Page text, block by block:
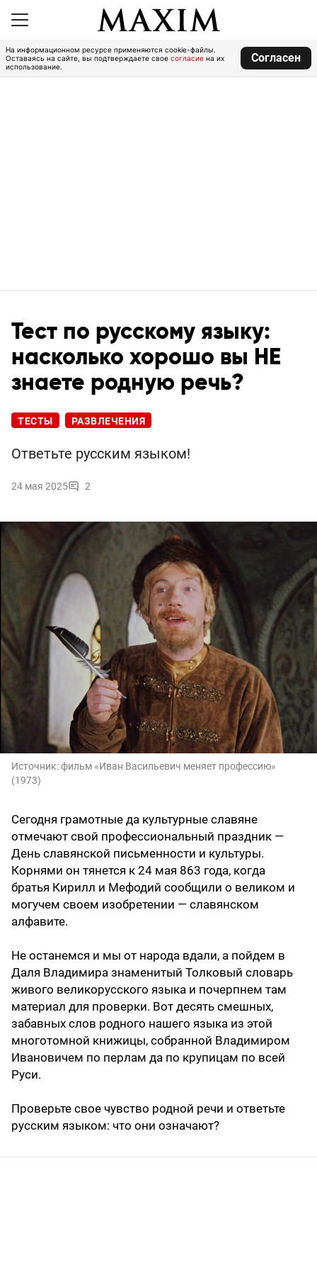
На информационном ресурсе применяются cookie-файлы.
Оставаясь на сайте, вы подтверждаете свое согласие на их
использование.
Согласен
Тест по русскому языку:
насколько хорошо вы НЕ
знаете родную речь?
ТЕСТЫ РАЗВЛЕЧЕНИЯ
Ответьте русским языком!
24 мая 2025 2
Источник:фильм «Иван Васильевич меняет профессию»
(1973)
Сегодня грамотные да культурные славяне
отмечают свой профессиональный праздник —
День славянской письменности и культуры.
Корнями он тянется к 24 мая 863 года, когда
братья Кирилл и Мефодий сообщили о великом и
могучем своем изобретении — славянском
алфавите.
Не останемся и мы от народа вдали, а пойдем в
Даля Владимира знаменитый Толковый словарь
живого великорусского языка и почерпнем там
материал для проверки. Вот десять смешных,
забавных слов родного нашего языка из этой
многотомной книжицы, собранной Владимиром
Ивановичем по перлам да по крупицам по всей
Руси.
Проверьте свое чувство родной речи и ответьте
русским языком: что они означают?